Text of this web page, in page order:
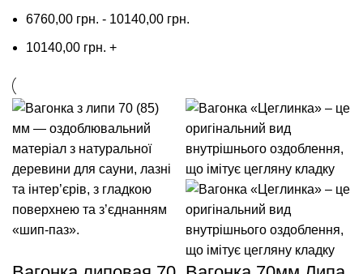
6760,00 грн. - 10140,00 грн.
10140,00 грн. +